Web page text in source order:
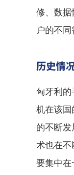
修、数据
户的不同
历史情
匈牙利的
机在该国
的不断
术也在不
要集中在